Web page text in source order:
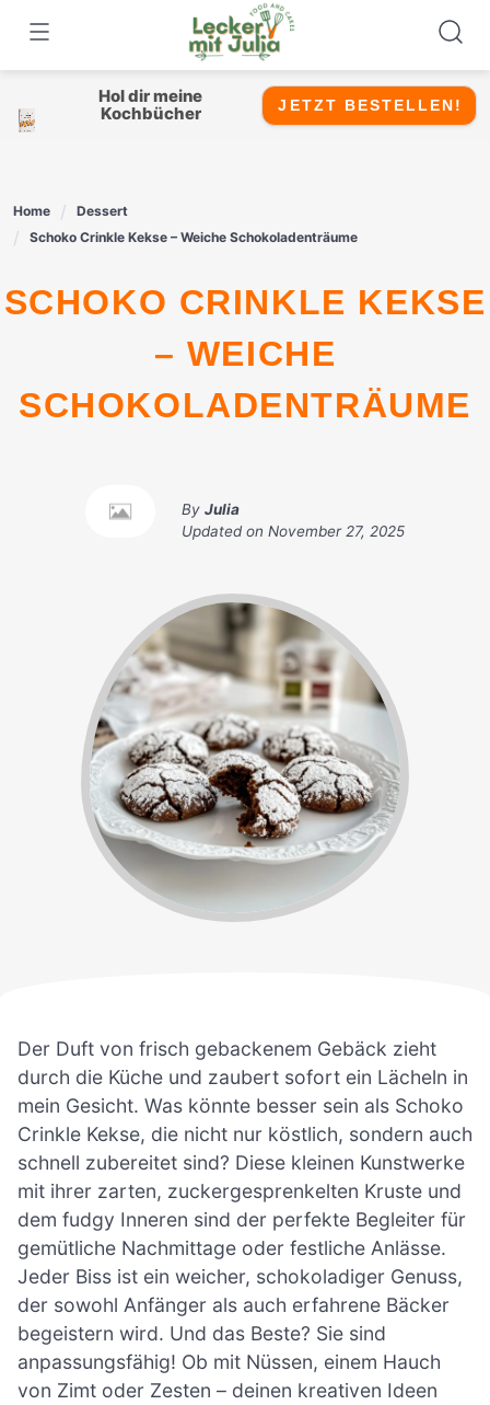
content
Hol dir meine
Kochbücher
JETZT BESTELLEN!
Home
Dessert
Schoko Crinkle Kekse – Weiche Schokoladenträume
SCHOKO CRINKLE KEKSE
– WEICHE
SCHOKOLADENTRÄUME
By Julia
Updated on November 27, 2025
Der Duft von frisch gebackenem Gebäck zieht
durch die Küche und zaubert sofort ein Lächeln in
mein Gesicht. Was könnte besser sein als Schoko
Crinkle Kekse, die nicht nur köstlich, sondern auch
schnell zubereitet sind? Diese kleinen Kunstwerke
mit ihrer zarten, zuckergesprenkelten Kruste und
dem fudgy Inneren sind der perfekte Begleiter für
gemütliche Nachmittage oder festliche Anlässe.
Jeder Biss ist ein weicher, schokoladiger Genuss,
der sowohl Anfänger als auch erfahrene Bäcker
begeistern wird. Und das Beste? Sie sind
anpassungsfähig! Ob mit Nüssen, einem Hauch
von Zimt oder Zesten – deinen kreativen Ideen